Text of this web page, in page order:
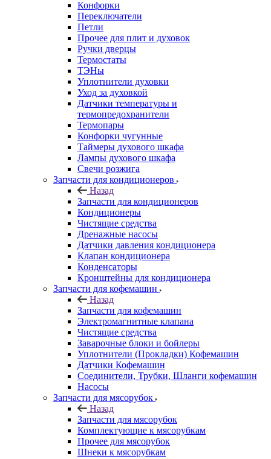
Конфорки
Переключатели
Петли
Прочее для плит и духовок
Ручки дверцы
Термостаты
ТЭНы
Уплотнители духовки
Уход за духовкой
Датчики температуры и
термопредохранители
Термопары
Конфорки чугунные
Таймеры духового шкафа
Лампы духового шкафа
Свечи розжига
Запчасти для кондиционеров
Назад
Запчасти для кондиционеров
Кондиционеры
Чистящие средства
Дренажные насосы
Датчики давления кондиционера
Клапан кондиционера
Конденсаторы
Кронштейны для кондиционера
Запчасти для кофемашин
Назад
Запчасти для кофемашин
Электромагнитные клапана
Чистящие средства
Заварочные блоки и бойлеры
Уплотнители (Прокладки) Кофемашин
Датчики Кофемашин
Соединители, Трубки, Шланги кофемашин
Насосы
Запчасти для мясорубок
Назад
Запчасти для мясорубок
Комплектующие к мясорубкам
Прочее для мясорубок
Шнеки к мясорубкам